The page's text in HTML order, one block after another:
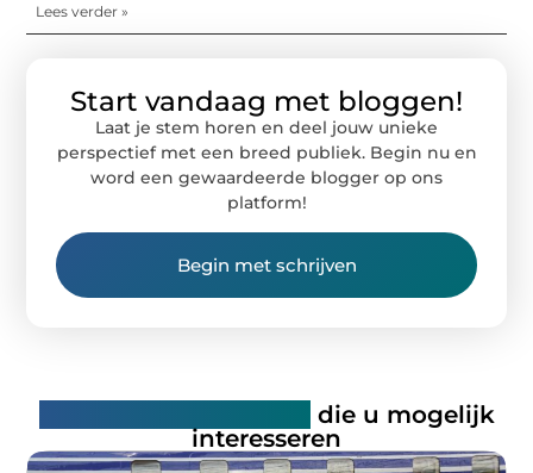
Lees verder »
Start vandaag met bloggen!
Laat je stem horen en deel jouw unieke
perspectief met een breed publiek. Begin nu en
word een gewaardeerde blogger op ons
platform!
Begin met schrijven
die u mogelijk
interesseren